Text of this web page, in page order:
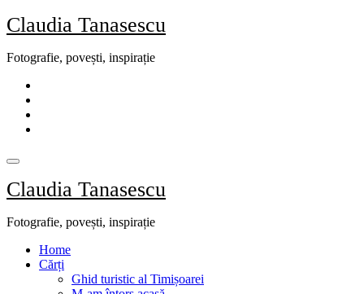
Skip
to
Claudia Tanasescu
Fotografie, povești, inspirație
Claudia Tanasescu
Fotografie, povești, inspirație
Home
Cărți
Ghid turistic al Timișoarei